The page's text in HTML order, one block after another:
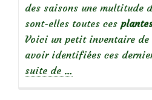
des saisons une multitude
sont-elles toutes ces
Voici un petit inventaire de
avoir identifiées ces
suite de …